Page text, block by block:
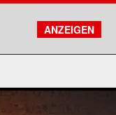
FILMSUCHE
KONTO
ANZEIGEN